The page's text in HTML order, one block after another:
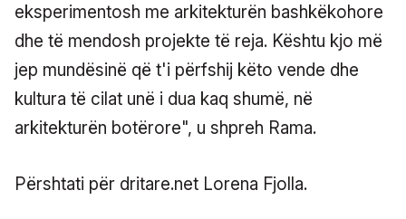
eksperimentosh me arkitekturën bashkëkohore
dhe të mendosh projekte të reja. Kështu kjo më
jep mundësinë që t'i përfshij këto vende dhe
kultura të cilat unë i dua kaq shumë, në
arkitekturën botërore", u shpreh Rama.
Përshtati për dritare.net Lorena Fjolla.